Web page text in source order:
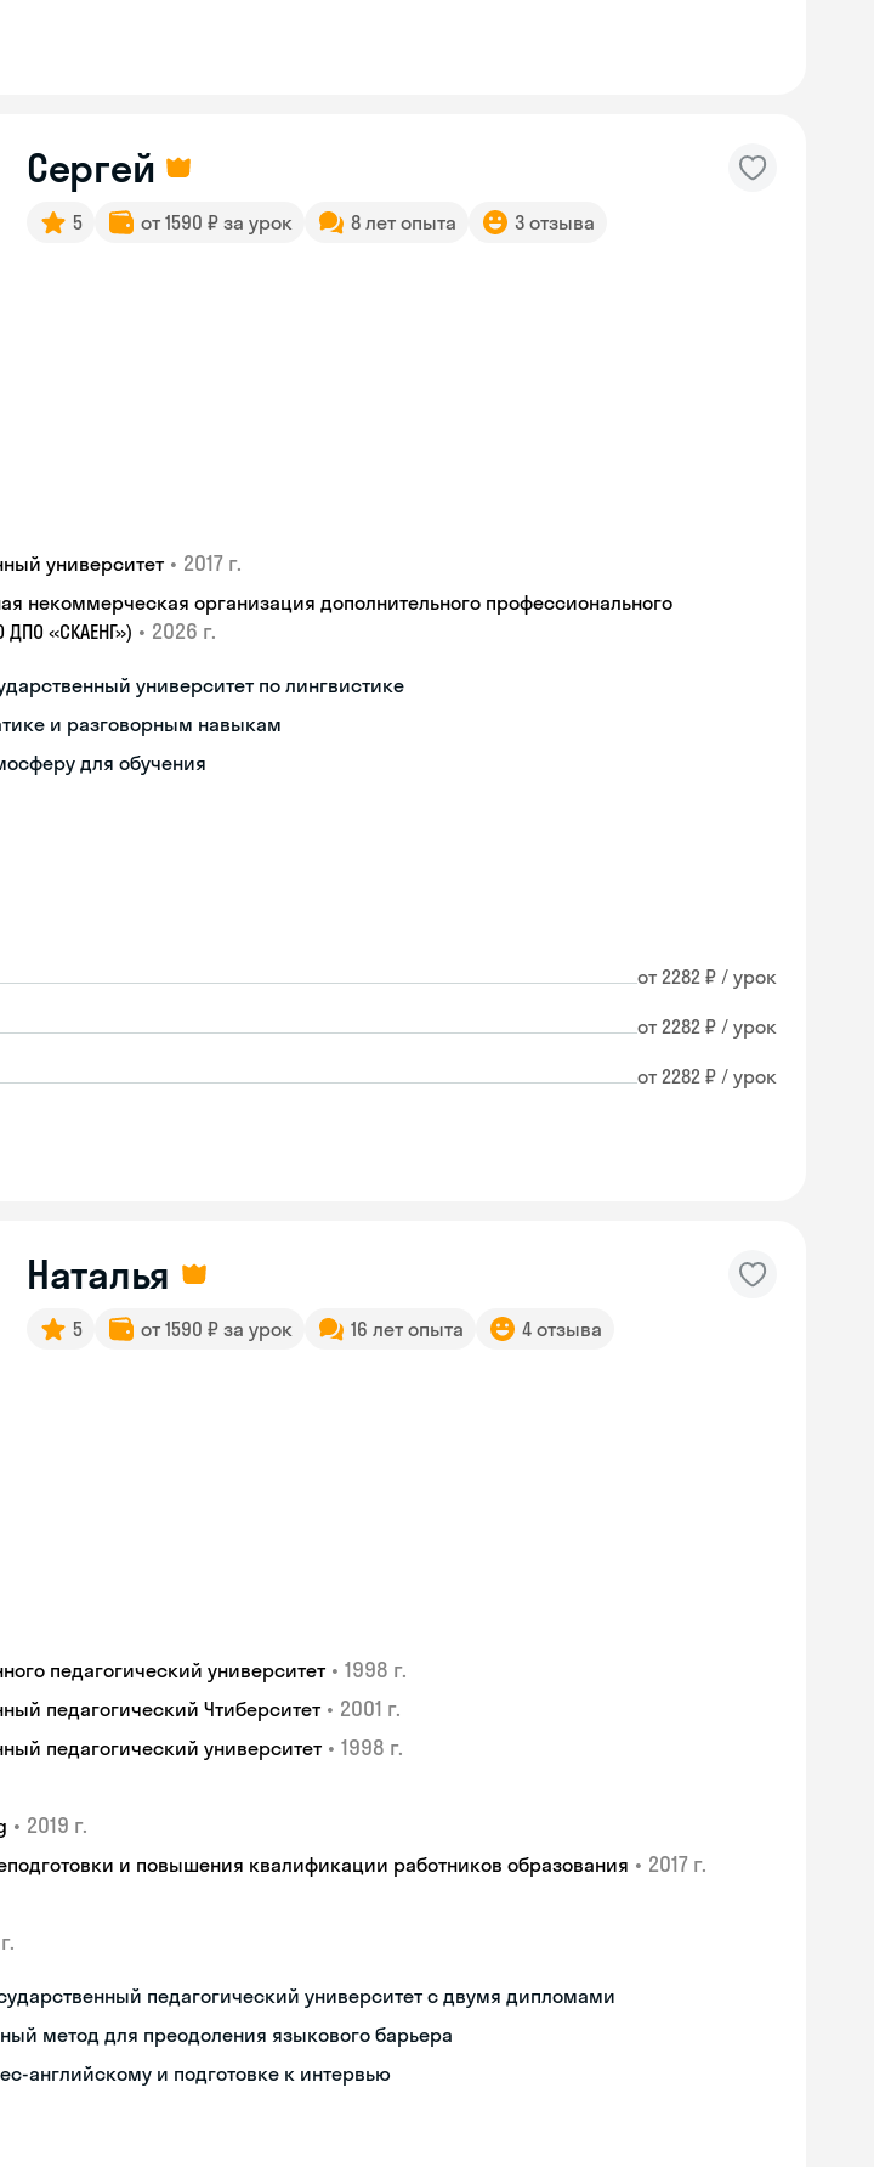
Сергей
5 от 1590 ₽ за урок 8 лет опыта 3 отзыва
университет • 2017 г.
некоммерческая организация дополнительного профессионального
«СКАЕНГ») • 2026 г.
университет по лингвистике
и разговорным навыкам
для обучения
от 2282 ₽ / урок
от 2282 ₽ / урок
от 2282 ₽ / урок
Наталья
5 от 1590 ₽ за урок 16 лет опыта 4 отзыва
педагогический университет • 1998 г.
педагогический Чтиберситет • 2001 г.
педагогический университет • 1998 г.
• 2019 г.
и повышения квалификации работников образования • 2017 г.
педагогический университет с двумя дипломами
метод для преодоления языкового барьера
английскому и подготовке к интервью